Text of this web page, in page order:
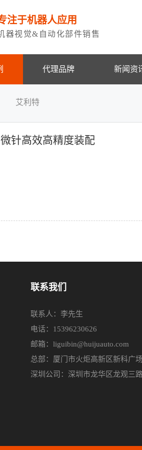
注于机器人应用
器视觉&自动化部件销售
代理品牌 新闻资
艾利特
针高效高精度装配
联系我们
联系人：李先生
电话：15396230626
邮箱：liguibin@huijuauto.com
总部：厦门市火炬高新区新科广
深圳公司：深圳市龙华区龙观三